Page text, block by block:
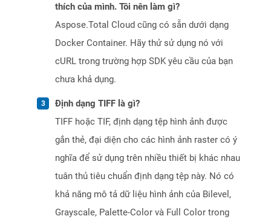
thích của mình. Tôi nên làm gì?
Aspose.Total Cloud cũng có sẵn dưới dạng
Docker Container. Hãy thử sử dụng nó với
cURL trong trường hợp SDK yêu cầu của bạn
chưa khả dụng.
Định dạng TIFF là gì?
TIFF hoặc TIF, định dạng tệp hình ảnh được
gắn thẻ, đại diện cho các hình ảnh raster có ý
nghĩa để sử dụng trên nhiều thiết bị khác nhau
tuân thủ tiêu chuẩn định dạng tệp này. Nó có
khả năng mô tả dữ liệu hình ảnh của Bilevel,
Grayscale, Palette-Color và Full Color trong